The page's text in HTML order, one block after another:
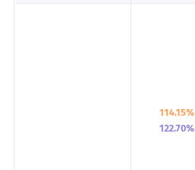
114.15%
122.70%